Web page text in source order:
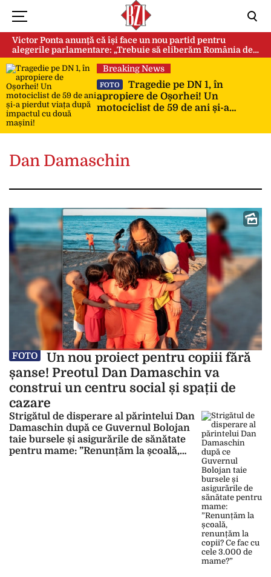
Victor Ponta anunță că își face un nou partid pentru
alegerile parlamentare: „Trebuie să eliberăm România de
această sectă globalistă”
Breaking News
FOTO
Tragedie pe DN 1, în
apropiere de Oșorhei! Un
motociclist de 59 de ani și-a
două mașini!
Dan Damaschin
FOTO
Un nou proiect pentru copiii fără
șanse! Preotul Dan Damaschin va
construi un centru social și spații de
cazare
Strigătul de disperare al părintelui Dan
Damaschin după ce Guvernul Bolojan
taie bursele și asigurările de sănătate
pentru mame: ”Renunțăm la școală,